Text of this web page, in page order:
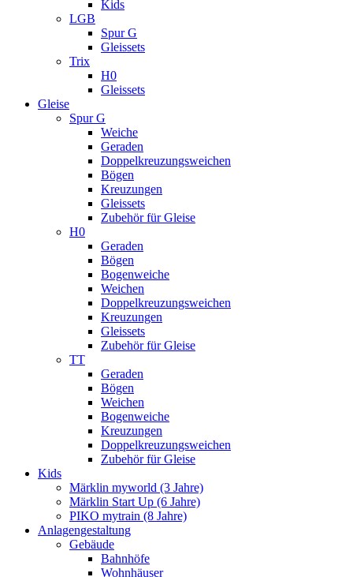
Kids
LGB
Spur G
Gleissets
Trix
H0
Gleissets
Gleise
Spur G
Weiche
Geraden
Doppelkreuzungsweichen
Bögen
Kreuzungen
Gleissets
Zubehör für Gleise
H0
Geraden
Bögen
Bogenweiche
Weichen
Doppelkreuzungsweichen
Kreuzungen
Gleissets
Zubehör für Gleise
TT
Geraden
Bögen
Weichen
Bogenweiche
Kreuzungen
Doppelkreuzungsweichen
Zubehör für Gleise
Kids
Märklin myworld (3 Jahre)
Märklin Start Up (6 Jahre)
PIKO mytrain (8 Jahre)
Anlagengestaltung
Gebäude
Bahnhöfe
Wohnhäuser